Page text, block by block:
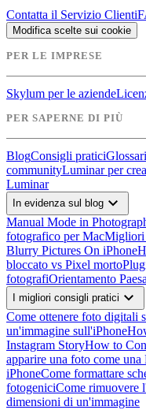
Contatta il Servizio Clienti
Modifica scelte sui cookie
PER LE IMPRESE
Skylum per le aziende
PER SAPERNE DI PIÙ
BlogConsigli pratici
communityLuminar per
Luminar
In evidenza sul blog expand_more
Manual Mode in
fotografico per MacMigliori
Blurry Pictures On iPhone
bloccato vs Pixel morto
fotografiOrientamento
I migliori consigli pratici expand_more
Come ottenere foto digitali
un'immagine sull'iPhone
Instagram StoryHow to
apparire una foto come una
iPhoneCome formattare
fotogeniciCome rimuovere
dimensioni di un'immagine